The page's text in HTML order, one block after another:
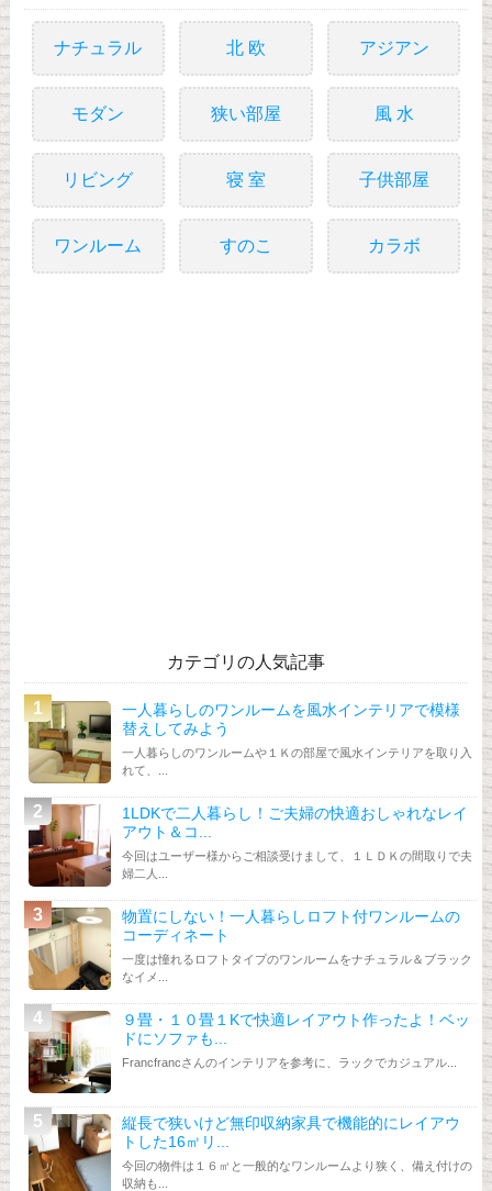
ナチュラル 北 欧 アジアン
モダン 狭い部屋 風 水
リビング 寝 室 子供部屋
ワンルーム すのこ カラボ
カテゴリの人気記事
一人暮らしのワンルームを風水インテリアで模様
替えしてみよう
一人暮らしのワンルームや１Ｋの部屋で風水インテリアを取り入
れて、...
1LDKで二人暮らし！ご夫婦の快適おしゃれなレイ
アウト＆コ...
今回はユーザー様からご相談受けまして、１ＬＤＫの間取りで夫
婦二人...
物置にしない！一人暮らしロフト付ワンルームの
コーディネート
一度は憧れるロフトタイプのワンルームをナチュラル＆ブラック
なイメ...
９畳・１０畳１Kで快適レイアウト作ったよ！ベッ
ドにソファも...
Francfrancさんのインテリアを参考に、ラックでカジュアル...
縦長で狭いけど無印収納家具で機能的にレイアウ
トした16㎡リ...
今回の物件は１６㎡と一般的なワンルームより狭く、備え付けの
収納も...